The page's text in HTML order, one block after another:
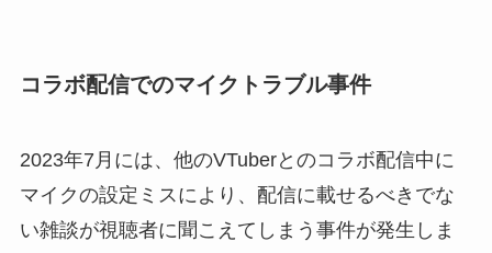
コラボ配信でのマイクトラブル事件
2023年7月には、他のVTuberとのコラボ配信中に
マイクの設定ミスにより、配信に載せるべきでな
い雑談が視聴者に聞こえてしまう事件が発生しま